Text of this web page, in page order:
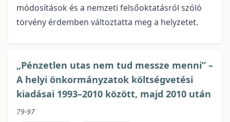
módosítások és a nemzeti felsőoktatásról szóló
törvény érdemben változtatta meg a helyzetet.
„Pénzetlen utas nem tud messze menni” –
A helyi önkormányzatok költségvetési
kiadásai 1993–2010 között, majd 2010 után
79-97